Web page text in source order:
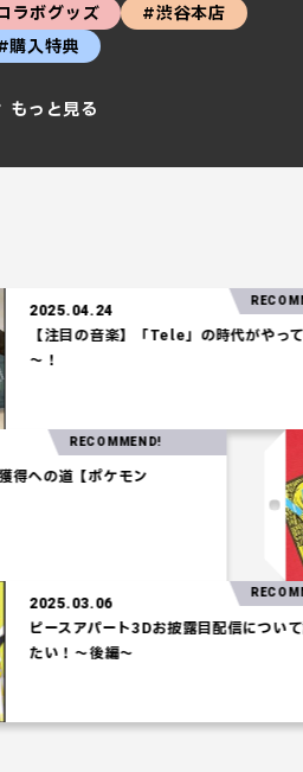
ラボグッズ
#渋谷本店
購入特典
もっと見る
2025.04.24
【注目の音楽】「Tele」の時代がやってき
～！
ウ獲得への道【ポケモン
RECOMMEND!
2025.03.06
ピースアパート3Dお披露目配信について語り
たい！～後編～